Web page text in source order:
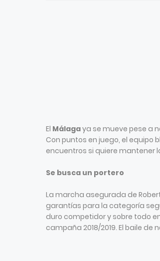
El Málagaya se mueve pese a
Con puntos en juego, el equipo
encuentros si quiere mantener
Se busca un portero
La marcha asegurada de
garantías para la categoría
duro competidor y sobre todo
campaña 2018/2019. El baile